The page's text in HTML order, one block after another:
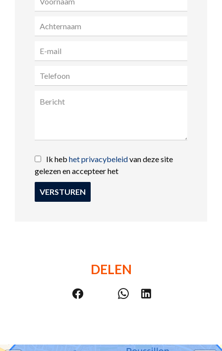
Ik heb het privacybeleidvan deze site
gelezen en accepteer het
VERSTUREN
DELEN